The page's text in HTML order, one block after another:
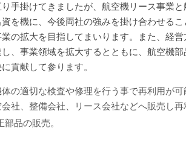
手掛けてきましたが、航空機リース事業
を機に、今後両社の強みを掛け合わせる
の拡大を目指してまいります。また、経
、事業領域を拡大するとともに、航空機
貢献して参ります。
の適切な検査や修理を行う事で再利用が
社、整備会社、リース会社などへ販売し再
品の販売。